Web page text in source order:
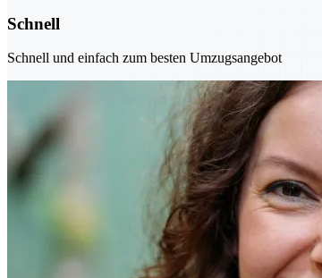
Schnell
Schnell und einfach zum besten Umzugsangebot